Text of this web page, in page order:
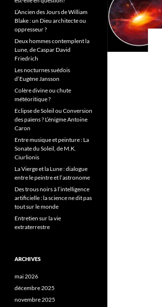
L’Ancien des Jours de William
Blake : un Dieu architecte ou
oppresseur ?
Deux hommes contemplent la
Lune, de Caspar David
Friedrich
Les nocturnes suédois
d’Eugène Jansson
Colère divine ou chute
météoritique ?
Eclipse de Soleil ou Conversion
des païens ? L’énigme Antoine
Caron
Entre musique et peinture : La
Sonate du Soleil, de M.K.
Ciurlionis
La Vierge et la Lune : dialogue
entre le peintre et l’astronome
Des trous noirs à l’intelligence
artificielle : la science ne dit pas
tout sur le monde
Entretien sur la vie
extraterrestre
ARCHIVES
mai 2026
décembre 2025
novembre 2025